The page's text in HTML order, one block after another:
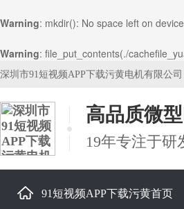
Warning: mkdir(): No space left on
Warning: file_put_contents(./
深圳市91短视频APP下载污黄电机有限公
高品质微
19年专注于研
91短视频APP下载污黄首页